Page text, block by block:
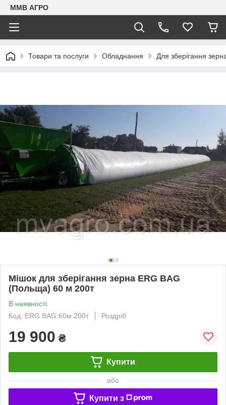
ММВ АГРО
Товари та послуги Обладнання Для зберігання
Мішок для зберігання зерна ERG BAG
(Польща) 60 м 200т
В наявності
Код: ERG BAG 60м 200т
Роздріб
19 900 ₴
Купити
або
Купити з